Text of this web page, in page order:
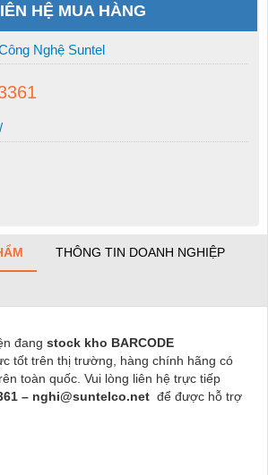
HỆ MUA HÀNG
Nghệ Suntel
THÔNG TIN DOANH NGHIỆP
đang stock kho BARCODE
tốt trên thị trường, hàng chính hãng có
toàn quốc. Vui lòng liên hệ trực tiếp
– nghi@suntelco.net để được hỗ trợ